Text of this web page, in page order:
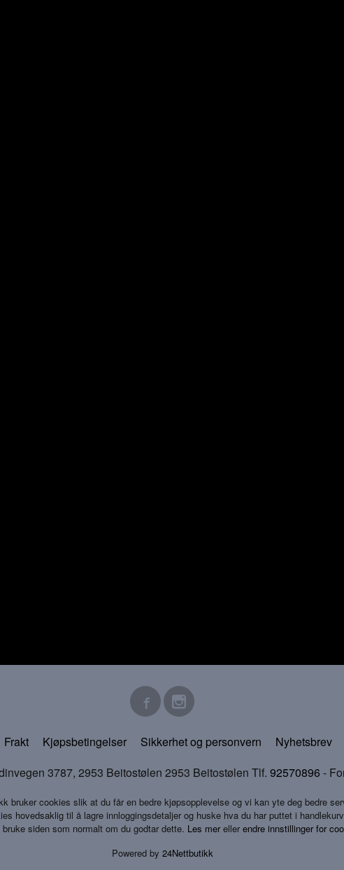
Frakt Kjøpsbetingelser Sikkerhet og personvern
Nyhetsbrev
3787, 2953 Beitostølen 2953 Beitostølen Tlf. 92570896 -
bruker cookies slik at du får en bedre kjøpsopplevelse og vi kan yte deg bedre
hovedsaklig til å lagre innloggingsdetaljer og huske hva du har puttet i
siden som normalt om du godtar dette. Les mereller endre innstillinger for
Powered by 24Nettbutikk